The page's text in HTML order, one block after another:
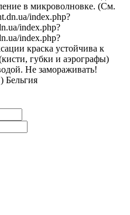
в микроволновке. (См.
index.php?
index.php?
index.php?
краска устойчива к
губки и аэрографы)
Не замораживать!
Бельгия